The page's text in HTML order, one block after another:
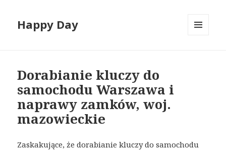
Happy Day
Dorabianie kluczy do
samochodu Warszawa i
naprawy zamków, woj.
mazowieckie
Zaskakujące, że dorabianie kluczy do samochodu